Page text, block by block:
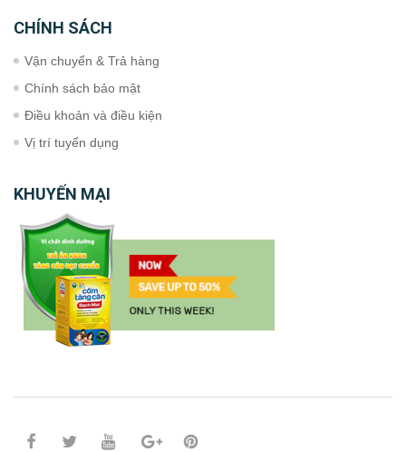
CHÍNH SÁCH
Vận chuyển & Trả hàng
Chính sách bảo mật
Điều khoản và điều kiện
Vị trí tuyển dụng
KHUYẾN MẠI